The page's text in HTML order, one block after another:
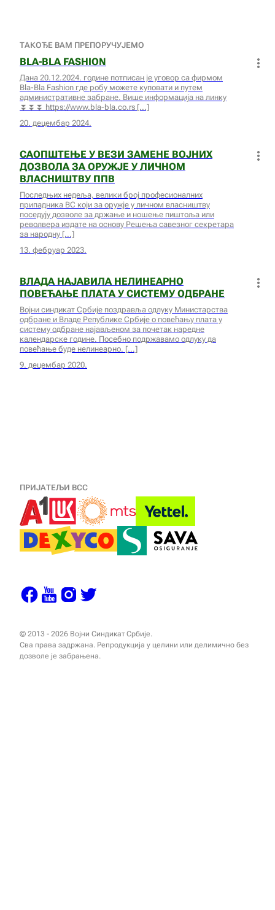
ТАКОЂЕ ВАМ ПРЕПОРУЧУЈЕМО
BLA-BLA FASHION
Дана 20.12.2024. године потписан је уговор са фирмом
Bla-Bla Fashion где робу можете куповати и путем
административне забране. Више информација на линку
⏬⏬⏬ https://www.bla-bla.co.rs
20. децембар 2024.
САОПШТЕЊЕ У ВЕЗИ ЗАМЕНЕ ВОЈНИХ
ДОЗВОЛА ЗА ОРУЖЈЕ У ЛИЧНОМ
ВЛАСНИШТВУ ППВ
Последњих недеља, велики број професионалних
припадника ВС који за оружје у личном власништву
поседују дозволе за држање и ношење пиштоља или
револвера издате на основу Решења савезног секретара
за народну
13. фебруар 2023.
ВЛАДА НАЈАВИЛА НЕЛИНЕАРНО
ПОВЕЋАЊЕ ПЛАТА У СИСТЕМУ ОДБРАНЕ
Војни синдикат Србије поздравља одлуку Министарства
одбране и Владе Републике Србије о повећању плата у
систему одбране најављеном за почетак наредне
календарске године. Посебно подржавамо одлуку да
повећање буде нелинеарно.
9. децембар 2020.
ПРИЈАТЕЉИ ВСС
© 2013 - 2026 Војни Синдикат Србије.
Сва права задржана. Репродукција у целини или делимично без
дозволе је забрањена.